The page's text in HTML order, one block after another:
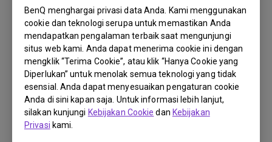
BenQ menghargai privasi data Anda. Kami menggunakan
cookie dan teknologi serupa untuk memastikan Anda
mendapatkan pengalaman terbaik saat mengunjungi
situs web kami. Anda dapat menerima cookie ini dengan
mengklik “Terima Cookie”, atau klik “Hanya Cookie yang
Diperlukan” untuk menolak semua teknologi yang tidak
esensial. Anda dapat menyesuaikan pengaturan cookie
Anda di sini kapan saja. Untuk informasi lebih lanjut,
silakan kunjungi Kebijakan Cookie dan Kebijakan
Privasi kami.
Petunjuk Penggunaan
Safety Warning and Notice
Perbarui:
2020/03/16
Bahasa: English
Ukuran File:54.87 KB
Versi: